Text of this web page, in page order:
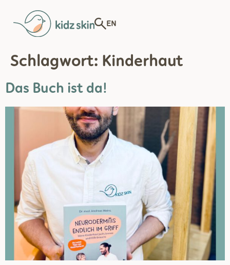
EN
Schlagwort: Kinderhaut
Das Buch ist da!